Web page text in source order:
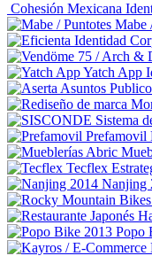
Cohesión Mexicana
Mabe
Yatch App
Prefamovil
Tecflex
Nanjing
Popo